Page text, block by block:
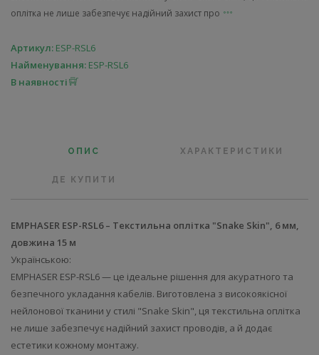
оплітка не лише забезпечує надійний захист про
Артикул: ESP-RSL6
Найменування: ESP-RSL6
В наявності
ОПИС ХАРАКТЕРИСТИКИ
ДЕ КУПИТИ
EMPHASER ESP-RSL6 – Текстильна оплітка "Snake Skin", 6 мм,
довжина 15 м
Українською:
EMPHASER ESP-RSL6 — це ідеальне рішення для акуратного та
безпечного укладання кабелів. Виготовлена з високоякісної
нейлонової тканини у стилі "Snake Skin", ця текстильна оплітка
не лише забезпечує надійний захист проводів, а й додає
естетики кожному монтажу.